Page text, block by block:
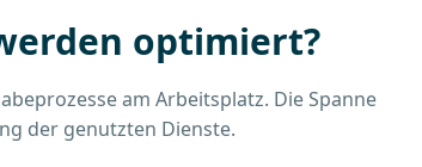
optimiert?
am Arbeitsplatz. Die Spanne
der genutzten Dienste.